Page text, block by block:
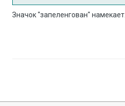
Значок "запеленгован" намекает.